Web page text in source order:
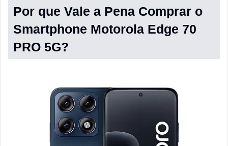
Por que Vale a Pena Comprar o
Smartphone Motorola Edge 70
PRO 5G?